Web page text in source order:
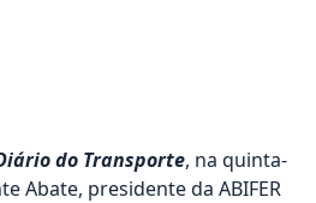
do Transporte, na quinta-
Abate, presidente da ABIFER